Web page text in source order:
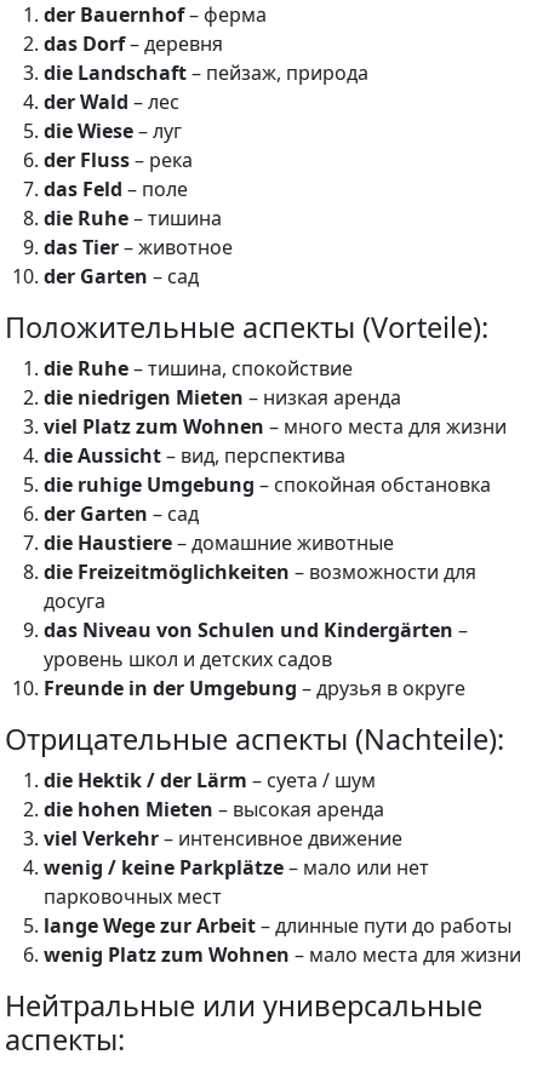
der Bauernhof– ферма
das Dorf– деревня
die Landschaft– пейзаж, природа
der Wald – лес
die Wiese– луг
der Fluss– река
das Feld – поле
die Ruhe– тишина
das Tier– животное
der Garten – сад
Положительные аспекты (Vorteile):
die Ruhe– тишина, спокойствие
die niedrigen Mieten – низкая аренда
viel Platz zum Wohnen – много места для жизни
die Aussicht– вид, перспектива
die ruhige Umgebung – спокойная обстановка
der Garten – сад
die Haustiere– домашние животные
die Freizeitmöglichkeiten – возможности для
досуга
das Niveau von Schulen und Kindergärten –
уровень школ и детских садов
Freunde in der Umgebung – друзья в округе
Отрицательные аспекты (Nachteile):
die Hektik / der Lärm – суета / шум
die hohen Mieten – высокая аренда
viel Verkehr– интенсивное движение
wenig / keine Parkplätze– мало или нет
парковочных мест
lange Wege zur Arbeit– длинные пути до работы
wenig Platz zum Wohnen – мало места для жизни
Нейтральные или универсальные
аспекты: